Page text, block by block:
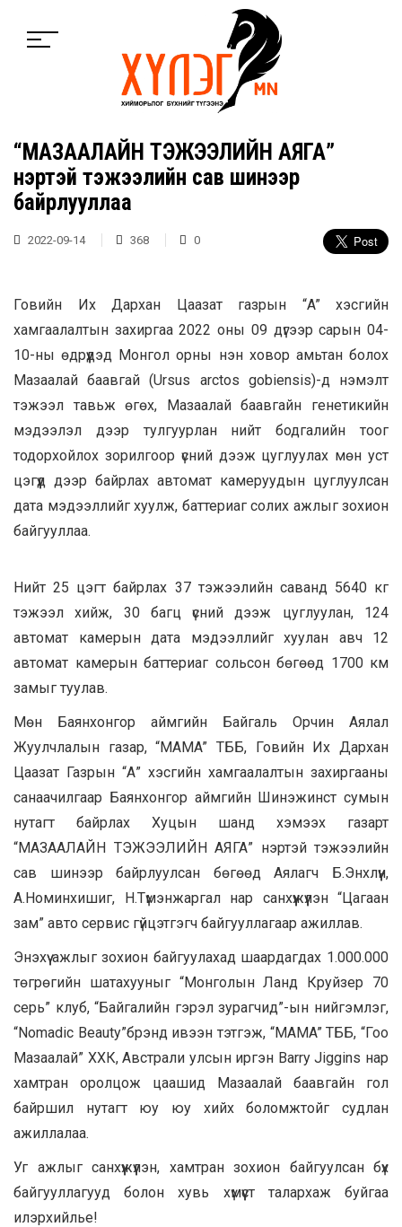
“МАЗААЛАЙН ТЭЖЭЭЛИЙН АЯГА”
нэртэй тэжээлийн сав шинээр
байрлууллаа
2022-09-14 368 0
Говийн Их Дархан Цаазат газрын “A” хэсгийн
хамгаалалтын захиргаа 2022 оны 09 дүгээр сарын 04-
10-ны өдрүүдэд Монгол орны нэн ховор амьтан болох
Мазаалай баавгай (Ursus arctos gobiensis)-д нэмэлт
тэжээл тавьж өгөх, Мазаалай баавгайн генетикийн
мэдээлэл дээр тулгуурлан нийт бодгалийн тоог
тодорхойлох зорилгоор үсний дээж цуглуулах мөн уст
цэгүүд дээр байрлах автомат камеруудын цуглуулсан
дата мэдээллийг хуулж, баттериаг солих ажлыг зохион
байгууллаа.
Нийт 25 цэгт байрлах 37 тэжээлийн саванд 5640 кг
тэжээл хийж, 30 багц үсний дээж цуглуулан, 124
автомат камерын дата мэдээллийг хуулан авч 12
автомат камерын баттериаг сольсон бөгөөд 1700 км
замыг туулав.
Мөн Баянхонгор аймгийн Байгаль Орчин Аялал
Жуулчлалын газар, “MAMA” ТББ, Говийн Их Дархан
Цаазат Газрын “А” хэсгийн хамгаалалтын захиргааны
санаачилгаар Баянхонгор аймгийн Шинэжинст сумын
нутагт байрлах Хуцын шанд хэмээх газарт
“МАЗААЛАЙН ТЭЖЭЭЛИЙН АЯГА” нэртэй тэжээлийн
сав шинээр байрлуулсан бөгөөд Аялагч Б.Энхлүүн,
А.Номинхишиг, Н.Түмэнжаргал нар санхүүжүүлэн “Цагаан
зам” авто сервис гүйцэтгэгч байгууллагаар ажиллав.
Энэхүү ажлыг зохион байгуулахад шаардагдах 1.000.000
төгрөгийн шатахууныг “Монголын Ланд Круйзер 70
серь” клуб, “Байгалийн гэрэл зурагчид”-ын нийгэмлэг,
“Nomadic Beauty”брэнд ивээн тэтгэж, “MAMA” ТББ, “Гоо
Мазаалай” ХХК, Австрали улсын иргэн Barry Jiggins нар
хамтран оролцож цаашид Мазаалай баавгайн гол
байршил нутагт юу юу хийх боломжтойг судлан
ажиллалаа.
Уг ажлыг санхүүжүүлэн, хамтран зохион байгуулсан бүх
байгууллагууд болон хувь хүмүүст талархаж буйгаа
илэрхийлье!